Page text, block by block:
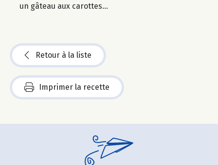
un gâteau aux carottes…
Retour à la liste
Imprimer la recette